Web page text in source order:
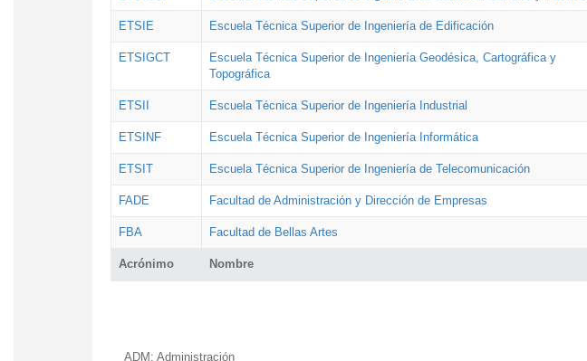
Acrónimo Nombre
ETSIE Escuela Técnica Superior de Ingeniería de Edificación
ETSIGCT
Escuela Técnica Superior de Ingeniería Geodésica, Cartográfica y
Topográfica
ETSII Escuela Técnica Superior de Ingeniería Industrial
ETSINF Escuela Técnica Superior de Ingeniería Informática
ETSIT Escuela Técnica Superior de Ingeniería de Telecomunicación
FADE Facultad de Administración y Dirección de Empresas
FBA Facultad de Bellas Artes
ADM: Administración